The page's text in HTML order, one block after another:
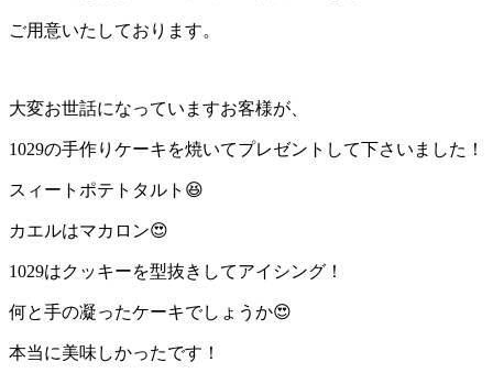
ご用意いたしております。
大変お世話になっていますお客様が、
1029の手作りケーキを焼いてプレゼントして下さいました！
スィートポテトタルト😆
カエルはマカロン😍
1029はクッキーを型抜きしてアイシング！
何と手の凝ったケーキでしょうか😍
本当に美味しかったです！